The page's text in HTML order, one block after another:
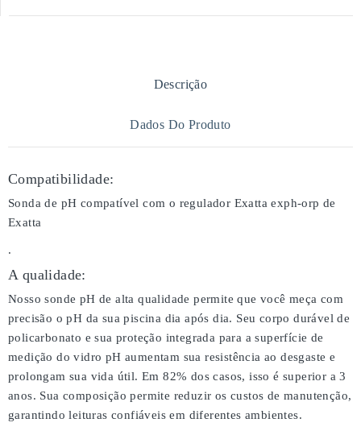
Descrição
Dados Do Produto
Compatibilidade:
Sonda de pH compatível com o regulador Exatta exph-orp de
Exatta
.
A qualidade:
Nosso sonde pH de alta qualidade permite que você meça com
precisão o pH da sua piscina dia após dia. Seu corpo durável de
policarbonato e sua proteção integrada para a superfície de
medição do vidro pH aumentam sua resistência ao desgaste e
prolongam sua vida útil. Em 82% dos casos, isso é superior a 3
anos. Sua composição permite reduzir os custos de manutenção,
garantindo leituras confiáveis em diferentes ambientes.